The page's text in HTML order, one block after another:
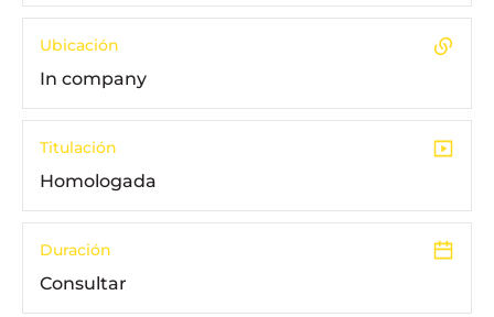
Ubicación
In company
Titulación
Homologada
Duración
Consultar